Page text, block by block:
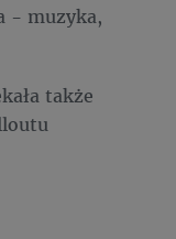
- muzyka,
także